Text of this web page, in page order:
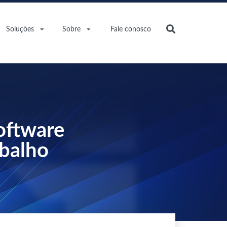
Soluções Sobre Fale conosco